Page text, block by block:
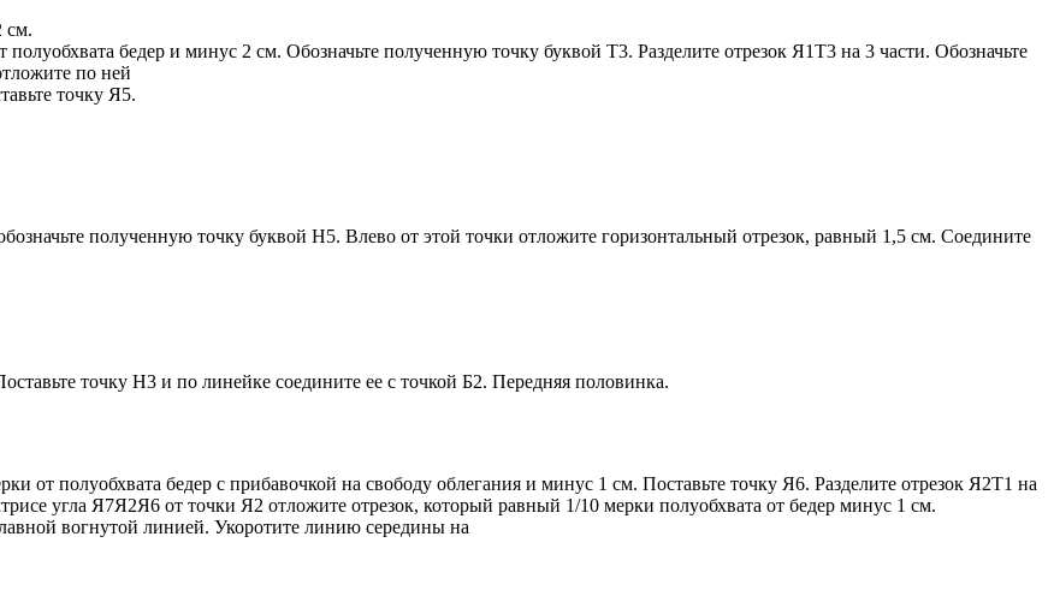
см.
бедер и минус 2 см. Обозначьте полученную точку буквой Т3. Разделите отрезок Я1Т3 на 3 части. Обозначьте
по ней
точку Я5.
полученную точку буквой Н5. Влево от этой точки отложите горизонтальный отрезок, равный 1,5 см. Соедините
точку Н3 и по линейке соедините ее с точкой Б2. Передняя половинка.
от полуобхвата бедер с прибавочкой на свободу облегания и минус 1 см. Поставьте точку Я6. Разделите отрезок Я2Т1 на
угла Я7Я2Я6 от точки Я2 отложите отрезок, который равный 1/10 мерки полуобхвата от бедер минус 1 см.
вогнутой линией. Укоротите линию середины на